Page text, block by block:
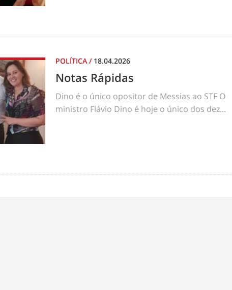
POLÍTICA / 18.04.2026
Notas Rápidas
Dino é o único opositor de Messias ao STF O
ministro Flávio Dino é hoje o único dos dez...